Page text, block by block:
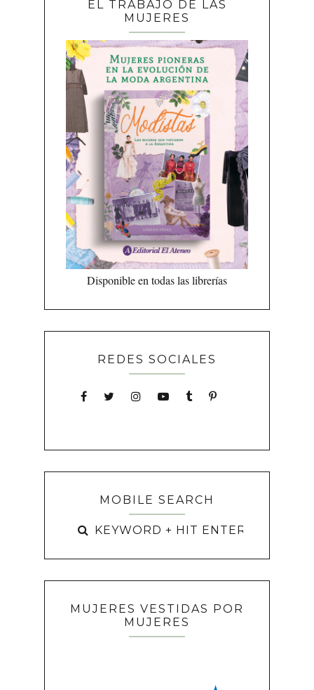
EL TRABAJO DE LAS
MUJERES
Disponible en todas las librerías
REDES SOCIALES
MOBILE SEARCH
MUJERES VESTIDAS POR
MUJERES